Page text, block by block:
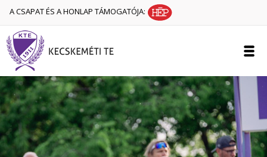
A CSAPAT ÉS A HONLAP TÁMOGATÓJA: